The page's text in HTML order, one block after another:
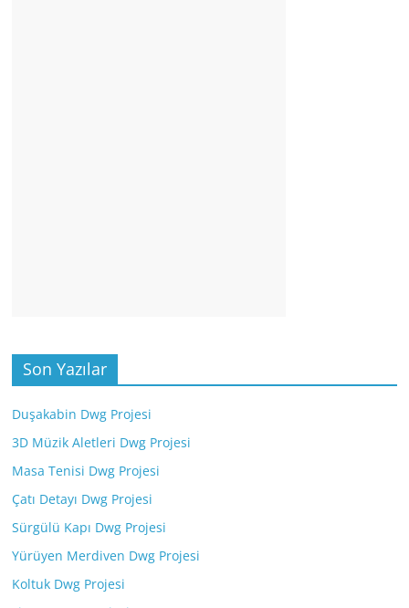
Son Yazılar
Duşakabin Dwg Projesi
3D Müzik Aletleri Dwg Projesi
Masa Tenisi Dwg Projesi
Çatı Detayı Dwg Projesi
Sürgülü Kapı Dwg Projesi
Yürüyen Merdiven Dwg Projesi
Koltuk Dwg Projesi